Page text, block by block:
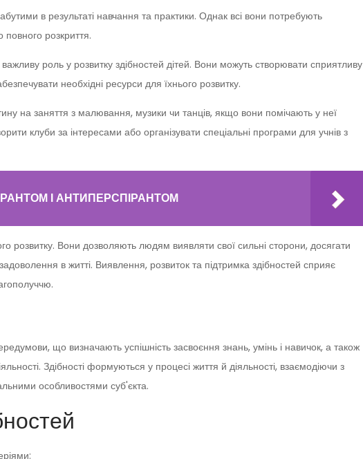
в результаті навчання та практики. Однак всі вони потребують
повного розкриття.
важливу роль у розвитку здібностей дітей. Вони можуть створювати сприятливу
необхідні ресурси для їхнього розвитку.
на заняття з малювання, музики чи танців, якщо вони помічають у неї
клуби за інтересами або організувати спеціальні програми для учнів з
І АНТИПЕРСПІРАНТОМ
розвитку. Вони дозволяють людям виявляти свої сильні сторони, досягати
в житті. Виявлення, розвиток та підтримка здібностей сприяє
що визначають успішність засвоєння знань, умінь і навичок, а також
Здібності формуються у процесі життя й діяльності, взаємодіючи з
особливостями суб'єкта.